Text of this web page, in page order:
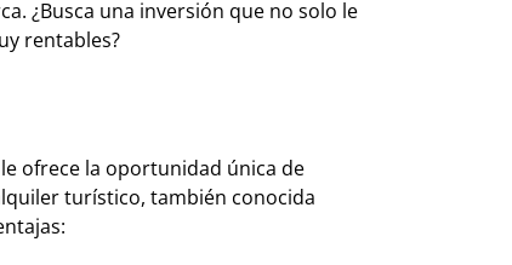
¿Busca una inversión que no solo le
rentables?
ofrece la oportunidad única de
turístico, también conocida